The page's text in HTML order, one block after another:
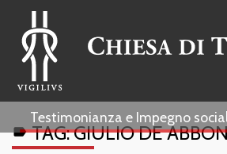
Testimonianza e Impegno
labelTAG:GIULIO DE